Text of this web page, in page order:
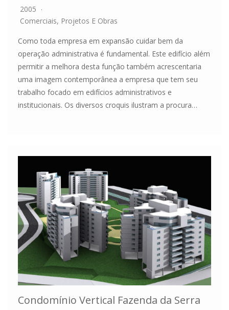
2005
Comerciais, Projetos E Obras
Como toda empresa em expansão cuidar bem da
operação administrativa é fundamental. Este edifício além
permitir a melhora desta função também acrescentaria
uma imagem contemporânea a empresa que tem seu
trabalho focado em edifícios administrativos e
institucionais. Os diversos croquis ilustram a procura…
Condomínio Vertical Fazenda da Serra